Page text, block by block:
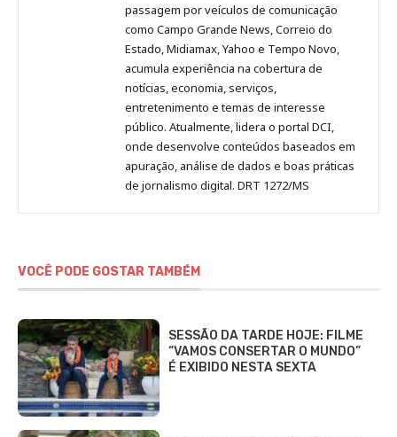
passagem por veículos de comunicação
como Campo Grande News, Correio do
Estado, Midiamax, Yahoo e Tempo Novo,
acumula experiência na cobertura de
notícias, economia, serviços,
entretenimento e temas de interesse
público. Atualmente, lidera o portal DCI,
onde desenvolve conteúdos baseados em
apuração, análise de dados e boas práticas
de jornalismo digital. DRT 1272/MS
VOCÊ PODE GOSTAR TAMBÉM
SESSÃO DA TARDE HOJE: FILME
“VAMOS CONSERTAR O MUNDO”
É EXIBIDO NESTA SEXTA